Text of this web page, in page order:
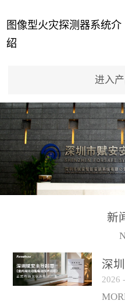
图像型火灾探测器系统介
绍
...
事故频发，传统的火灾探
测方法已无法满足要求。
尤其是目前众多的大型影
剧院、会议展览中心、体
育馆、大型仓库和隧道空
间等，其建筑结构特殊、
火灾隐患多。一旦发生火
传统的火灾关测器无法被
及时缺发，不能及早发现
和有效扑救火火，这不仅
进入
新
深
光
布
2026 -